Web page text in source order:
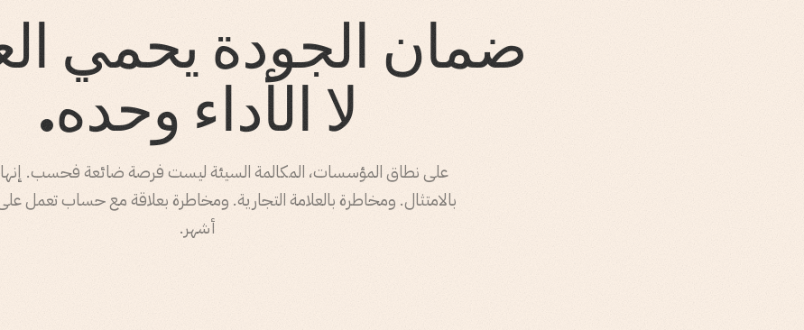
ضمان الجودة يحمي
لا الأداء وحده.
على نطاق المؤسسات، المكالمة السيئة ليست فرصة ضائعة فحسب.
بالامتثال. ومخاطرة بالعلامة التجارية. ومخاطرة بعلاقة مع حساب تعمل
أشهر.